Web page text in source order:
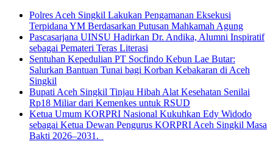
Polres Aceh Singkil Lakukan Pengamanan Eksekusi
Terpidana YM Berdasarkan Putusan Mahkamah Agung
Pascasarjana UINSU Hadirkan Dr. Andika, Alumni Inspiratif
sebagai Pemateri Teras Literasi
Sentuhan Kepedulian PT Socfindo Kebun Lae Butar:
Salurkan Bantuan Tunai bagi Korban Kebakaran di Aceh
Singkil
Bupati Aceh Singkil Tinjau Hibah Alat Kesehatan Senilai
Rp18 Miliar dari Kemenkes untuk RSUD
Ketua Umum KORPRI Nasional Kukuhkan Edy Widodo
sebagai Ketua Dewan Pengurus KORPRI Aceh Singkil Masa
Bakti 2026–2031.